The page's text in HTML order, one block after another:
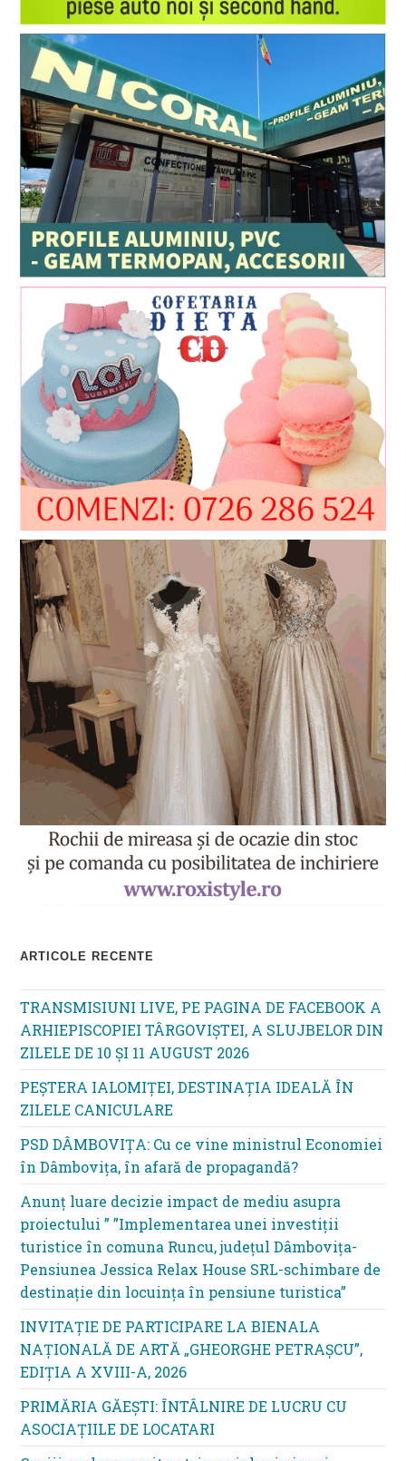
ARTICOLE RECENTE
TRANSMISIUNI LIVE, PE PAGINA DE FACEBOOK A
ARHIEPISCOPIEI TÂRGOVIȘTEI, A SLUJBELOR DIN
ZILELE DE 10 ȘI 11 AUGUST 2026
PEȘTERA IALOMIȚEI, DESTINAȚIA IDEALĂ ÎN
ZILELE CANICULARE
PSD DÂMBOVIȚA: Cu ce vine ministrul Economiei
în Dâmbovița, în afară de propagandă?
Anunț luare decizie impact de mediu asupra
proiectului ” ”Implementarea unei investiții
turistice în comuna Runcu, județul Dâmbovița-
Pensiunea Jessica Relax House SRL-schimbare de
destinație din locuința în pensiune turistica”
INVITAȚIE DE PARTICIPARE LA BIENALA
NAȚIONALĂ DE ARTĂ „GHEORGHE PETRAȘCU”,
EDIŢIA A XVIII-A, 2026
PRIMĂRIA GĂEȘTI: ÎNTÂLNIRE DE LUCRU CU
ASOCIAȚIILE DE LOCATARI